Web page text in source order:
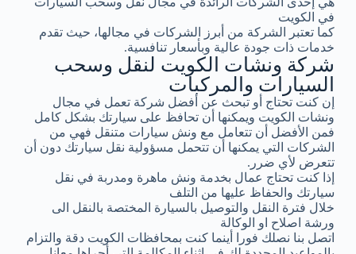
في الكويت
كما تعتبر الشركة من أبرز الشركات في مجالها، حيث تقدم
خدمات ذات جودة عالية وبأسعار تنافسية.
شركة ونشات الكويت لنقل وسحب
السيارات والمركبات
إن كنت تحتاج أو تبحث عن أفضل شركة تعمل في مجال
ونشات الكويت ويمكنها أن تحافظ على سيارتك بشكل كامل
فمن الأفضل أن تتعامل مع ونش سيارات متنقل فهي من
الشركات التي يمكنها أن تتحمل مسؤولية نقل سيارتك دون أن
تتعرض لأي ضرر.
إذا كنت تحتاج عمال بخدمة ونش ماهرة ومدربة في نقل
سيارتك والحفاظ عليها من التلف
خلال فترة النقل والتوصيل بالسيارة المختصة بالنقل الى
ورشة اصلاح او الوكالة
اتصل بنا نصلك فورا أينما كنت بمحافظات الكويت دقة والتزام